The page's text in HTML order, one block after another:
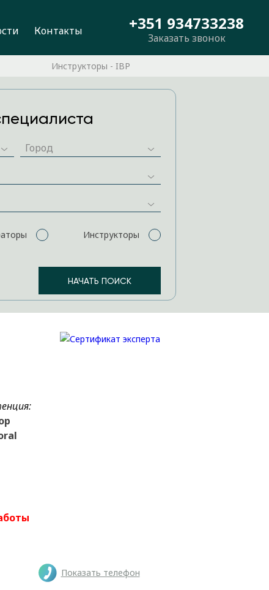
Контакты +351 934733238
Заказать звонок
Инструкторы - IBP
Инструкторы
Показать телефон